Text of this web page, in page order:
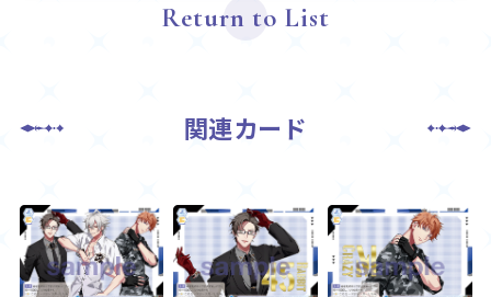
Return to List
関連カード